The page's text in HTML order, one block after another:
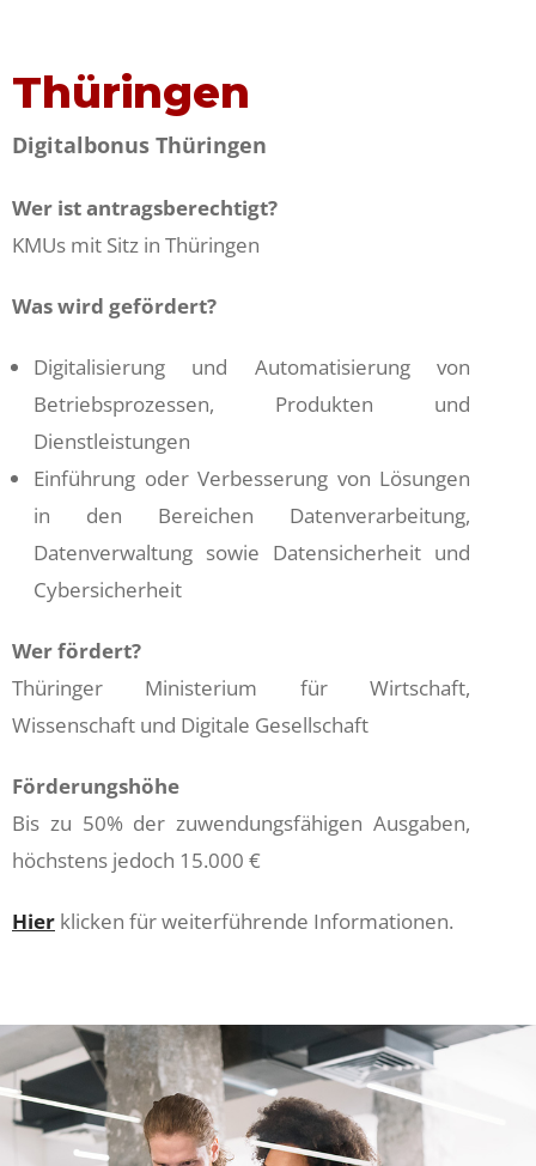
Thüringen
Digitalbonus Thüringen
Wer ist antragsberechtigt?
KMUs mit Sitz in Thüringen
Was wird gefördert?
Digitalisierung und Automatisierung von
Betriebsprozessen, Produkten und
Dienstleistungen
Einführung oder Verbesserung von Lösungen
in den Bereichen Datenverarbeitung,
Datenverwaltung sowie Datensicherheit und
Cybersicherheit
Wer fördert?
Thüringer Ministerium für Wirtschaft,
Wissenschaft und Digitale Gesellschaft
Förderungshöhe
Bis zu 50% der zuwendungsfähigen Ausgaben,
höchstens jedoch 15.000 €
Hier klicken für weiterführende Informationen.